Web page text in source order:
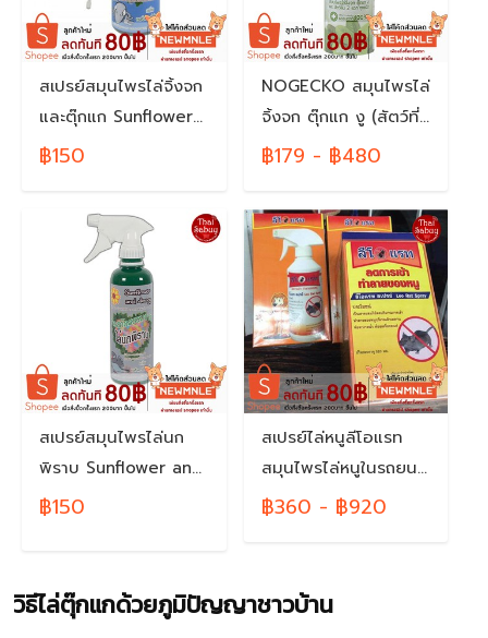
สเปรย์สมุนไพรไล่จิ้งจก
และตุ๊กแก Sunflower
and Doogy (ขนาด
฿150
NOGECKO สมุนไพรไล่
จิ้งจก ตุ๊กแก งู (สัตว์ที่มี
ลิ้น 2 แฉก)
฿179 - ฿480
สเปรย์สมุนไพรไล่นก
พิราบ Sunflower and
Doogy (ขนาด 360
฿150
สเปรย์ไล่หนูลีโอแรท
สมุนไพรไล่หนูในรถยนต์
บ้าน ทนนานเป็นเดือน
฿360 - ฿920
วิธีไล่ตุ๊กแกด้วยภูมิปัญญาชาวบ้าน